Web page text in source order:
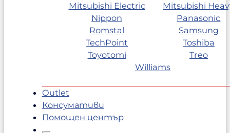
Mitsubishi Electric
Mitsubishi
Nippon
Panasonic
Romstal
Samsung
TechPoint
Toshiba
Toyotomi
Treo
Williams
Outlet
Консумативи
Помощен център